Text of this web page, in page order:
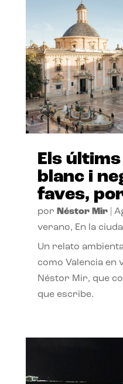
Els
blanc i
faves,
por Néstor Mir|
verano, En la
Un relato
como Valencia en
Néstor Mir, que
que escribe.